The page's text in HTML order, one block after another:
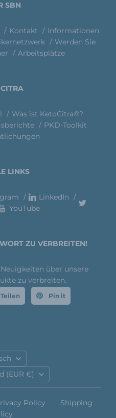
SBN
Kontakt
Informationen
Werden Sie
Arbeitsplätze
Was ist KetoCitra®?
PKD-Toolkit
LINKS
LinkedIn
YouTube
ZU VERBREITEN!
über unsere
zu verbreiten.
Teilen Pin it
(EUR €)
Policy
Shipping